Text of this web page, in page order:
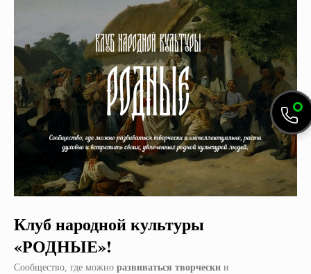
Клуб народной культуры
«РОДНЫЕ»!
Сообщество, где можно развиваться творчески и